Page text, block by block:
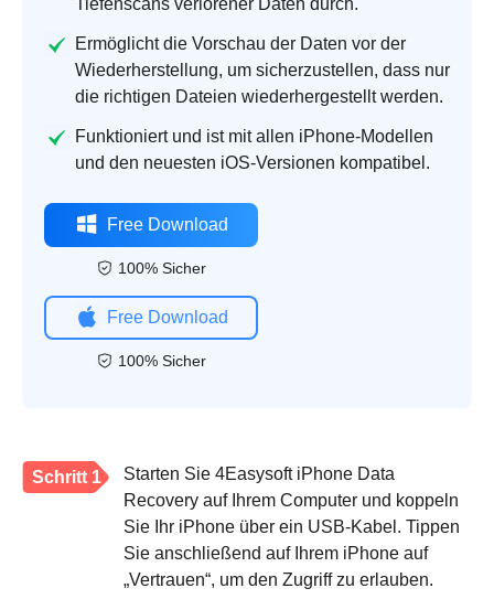
Ermöglicht die Vorschau der Daten vor der
Wiederherstellung, um sicherzustellen, dass nur
die richtigen Dateien wiederhergestellt werden.
Funktioniert und ist mit allen iPhone-Modellen
und den neuesten iOS-Versionen kompatibel.
Free Download
100% Sicher
Free Download
100% Sicher
Schritt 1
Starten Sie 4Easysoft iPhone Data
Recovery auf Ihrem Computer und koppeln
Sie Ihr iPhone über ein USB-Kabel. Tippen
Sie anschließend auf Ihrem iPhone auf
„Vertrauen“, um den Zugriff zu erlauben.